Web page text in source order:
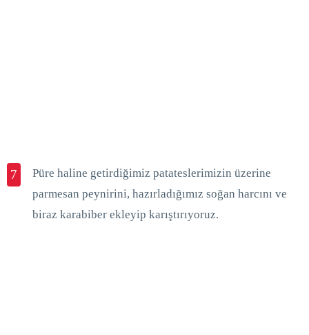
7
Püre haline getirdiğimiz patateslerimizin üzerine
parmesan peynirini, hazırladığımız soğan harcını ve
biraz karabiber ekleyip karıştırıyoruz.